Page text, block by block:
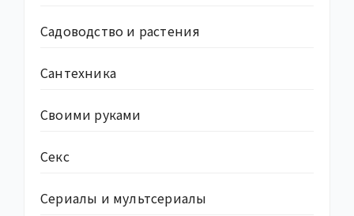
Садоводство и растения
Сантехника
Своими руками
Секс
Сериалы и мультсериалы